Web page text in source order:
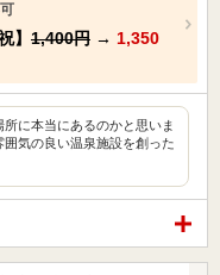
】 1,400円 → 1,350
に本当にあるのかと思いま
気の良い温泉施設を創った